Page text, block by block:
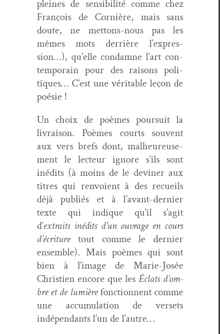
pleines de sen­si­bil­ité comme chez
François de Cornière, mais sans
doute, ne met­tons-nous pas les
mêmes mots der­rière l’ex­pres­
sion…), qu’elle con­damne l’art con­
tem­po­rain pour des raisons poli­
tiques… C’est une véri­ta­ble leçon de
poésie !
Un choix de poèmes pour­suit la
livrai­son. Poèmes courts sou­vent
aux vers brefs dont, mal­heureuse­
ment le lecteur ignore s’ils sont
inédits (à moins de le devin­er aux
titres qui ren­voient à des recueils
déjà pub­liés et à l’a­vant-dernier
texte qui indique qu’il s’ag­it
d’extraits inédits d’un ouvrage en cours
d’écri­t­uretout comme le dernier
ensem­ble). Mais poèmes qui sont
bien à l’im­age de Marie-Josée
Christien encore que les Éclats d’om­
bre et de lumièrefonc­tion­nent comme
une accu­mu­la­tion de ver­sets
indépen­dants l’un de l’autre…